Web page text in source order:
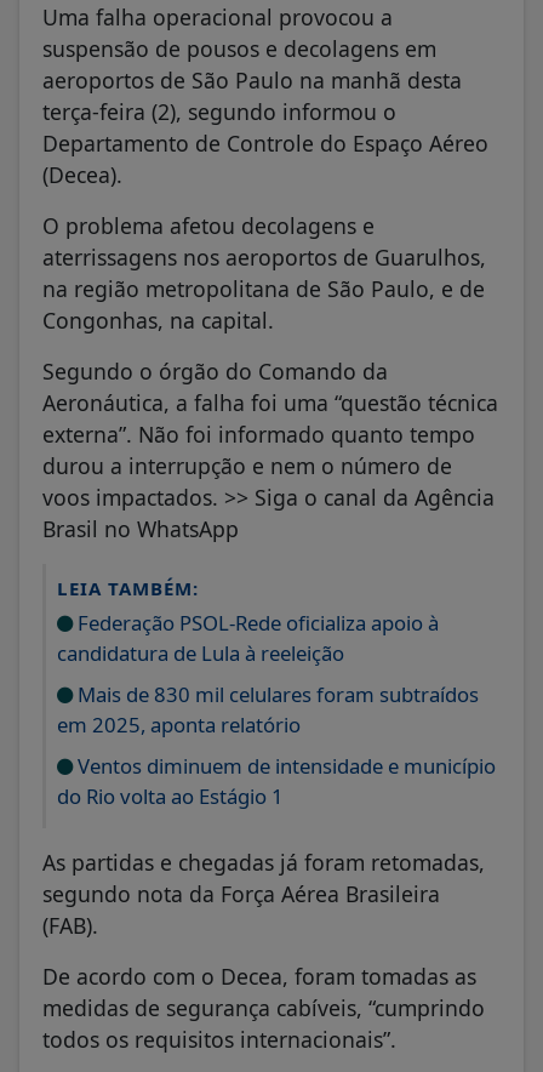
Uma falha operacional provocou a
suspensão de pousos e decolagens em
aeroportos de São Paulo na manhã desta
terça-feira (2), segundo informou o
Departamento de Controle do Espaço Aéreo
(Decea).
O problema afetou decolagens e
aterrissagens nos aeroportos de Guarulhos,
na região metropolitana de São Paulo, e de
Congonhas, na capital.
Segundo o órgão do Comando da
Aeronáutica, a falha foi uma “questão técnica
externa”. Não foi informado quanto tempo
durou a interrupção e nem o número de
voos impactados. >> Siga o canal da Agência
Brasil no WhatsApp
LEIA TAMBÉM:
Federação PSOL-Rede oficializa apoio à
candidatura de Lula à reeleição
Mais de 830 mil celulares foram subtraídos
em 2025, aponta relatório
Ventos diminuem de intensidade e município
do Rio volta ao Estágio 1
As partidas e chegadas já foram retomadas,
segundo nota da Força Aérea Brasileira
(FAB).
De acordo com o Decea, foram tomadas as
medidas de segurança cabíveis, “cumprindo
todos os requisitos internacionais”.